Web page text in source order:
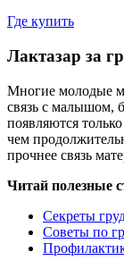
Где купить
Лактазар за
Многие молодые
связь с малышом,
появляются
чем
прочнее связь
Читай полезные
Секреты
Советы по